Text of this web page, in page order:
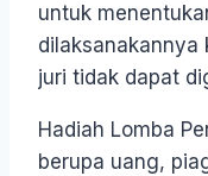
untuk
dilaksanakannya
juri tidak dapat
Hadiah Lomba
berupa uang,